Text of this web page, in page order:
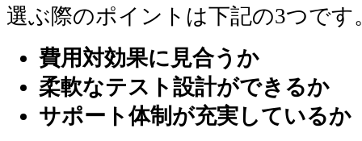
選ぶ際のポイントは下記の3つです
費用対効果に見合うか
柔軟なテスト設計ができるか
サポート体制が充実しているか